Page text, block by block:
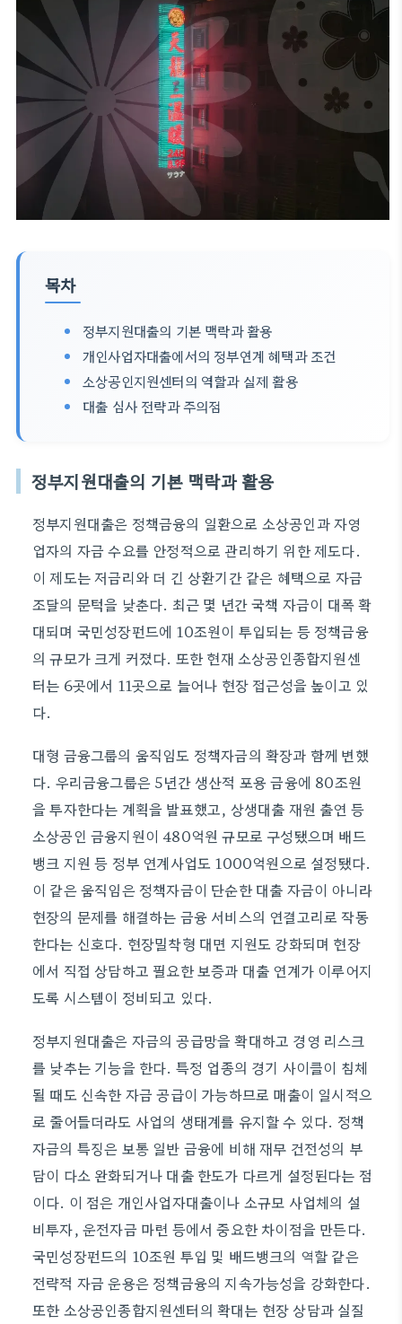
목차
정부지원대출의 기본 맥락과 활용
개인사업자대출에서의 정부연계 혜택과 조건
소상공인지원센터의 역할과 실제 활용
대출 심사 전략과 주의점
정부지원대출의 기본 맥락과 활용
정부지원대출은 정책금융의 일환으로 소상공인과 자영
업자의 자금 수요를 안정적으로 관리하기 위한 제도다.
이 제도는 저금리와 더 긴 상환기간 같은 혜택으로 자금
조달의 문턱을 낮춘다. 최근 몇 년간 국책 자금이 대폭 확
대되며 국민성장펀드에 10조원이 투입되는 등 정책금융
의 규모가 크게 커졌다. 또한 현재 소상공인종합지원센
터는 6곳에서 11곳으로 늘어나 현장 접근성을 높이고 있
다.
대형 금융그룹의 움직임도 정책자금의 확장과 함께 변했
다. 우리금융그룹은 5년간 생산적 포용 금융에 80조원
을 투자한다는 계획을 발표했고, 상생대출 재원 출연 등
소상공인 금융지원이 480억원 규모로 구성됐으며 배드
뱅크 지원 등 정부 연계사업도 1000억원으로 설정됐다.
이 같은 움직임은 정책자금이 단순한 대출 자금이 아니라
현장의 문제를 해결하는 금융 서비스의 연결고리로 작동
한다는 신호다. 현장밀착형 대면 지원도 강화되며 현장
에서 직접 상담하고 필요한 보증과 대출 연계가 이루어지
도록 시스템이 정비되고 있다.
정부지원대출은 자금의 공급망을 확대하고 경영 리스크
를 낮추는 기능을 한다. 특정 업종의 경기 사이클이 침체
될 때도 신속한 자금 공급이 가능하므로 매출이 일시적으
로 줄어들더라도 사업의 생태계를 유지할 수 있다. 정책
자금의 특징은 보통 일반 금융에 비해 재무 건전성의 부
담이 다소 완화되거나 대출 한도가 다르게 설정된다는 점
이다. 이 점은 개인사업자대출이나 소규모 사업체의 설
비투자, 운전자금 마련 등에서 중요한 차이점을 만든다.
국민성장펀드의 10조원 투입 및 배드뱅크의 역할 같은
전략적 자금 운용은 정책금융의 지속가능성을 강화한다.
또한 소상공인종합지원센터의 확대는 현장 상담과 실질